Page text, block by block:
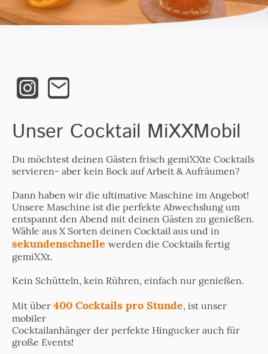
Unser Cocktail MiXXMobil
Du möchtest deinen Gästen frisch gemiXXte Cocktails
servieren- aber kein Bock auf Arbeit & Aufräumen?
Dann haben wir die ultimative Maschine im Angebot!
Unsere Maschine ist die perfekte Abwechslung um
entspannt den Abend mit deinen Gästen zu genießen.
Wähle aus X Sorten deinen Cocktail aus und in
sekundenschnelle werden die Cocktails fertig
gemiXXt.
Kein Schütteln, kein Rühren, einfach nur genießen.
Mit über 400 Cocktails pro Stunde, ist unser
mobiler
Cocktailanhänger der perfekte Hingucker auch für
große Events!